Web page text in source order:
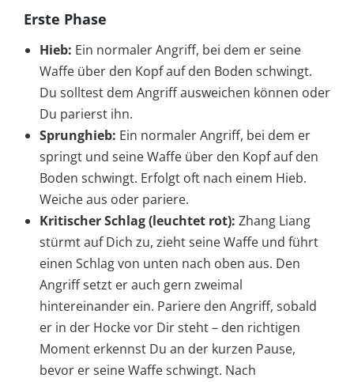
Erste Phase
Hieb: Ein normaler Angriff, bei dem er seine
Waffe über den Kopf auf den Boden schwingt.
Du solltest dem Angriff ausweichen können oder
Du parierst ihn.
Sprunghieb: Ein normaler Angriff, bei dem er
springt und seine Waffe über den Kopf auf den
Boden schwingt. Erfolgt oft nach einem Hieb.
Weiche aus oder pariere.
Kritischer Schlag (leuchtet rot): Zhang Liang
stürmt auf Dich zu, zieht seine Waffe und führt
einen Schlag von unten nach oben aus. Den
Angriff setzt er auch gern zweimal
hintereinander ein. Pariere den Angriff, sobald
er in der Hocke vor Dir steht – den richtigen
Moment erkennst Du an der kurzen Pause,
bevor er seine Waffe schwingt. Nach